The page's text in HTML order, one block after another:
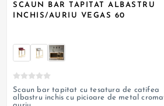
SCAUN BAR TAPITAT ALBASTRU
INCHIS/AURIU VEGAS 60
Scaun bar tapitat cu tesatura de catifea
albastru inchis cu picioare de metal